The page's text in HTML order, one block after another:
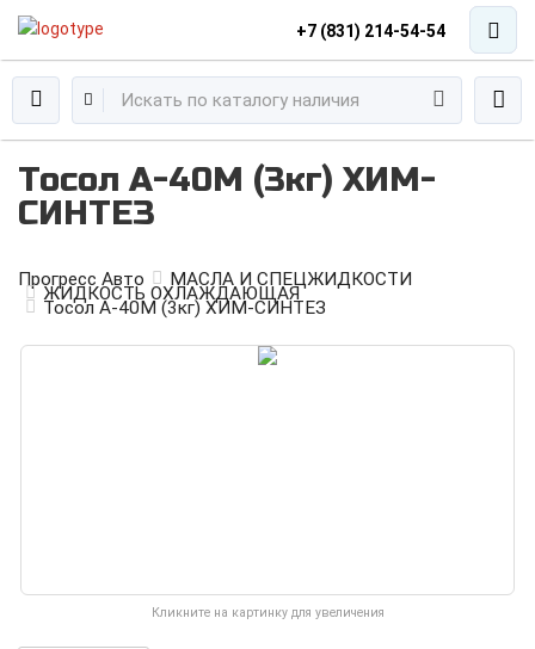
+7 (831) 214-54-54
Тосол А-40М (3кг) ХИМ-
СИНТЕЗ
Прогресс Авто МАСЛА И СПЕЦЖИДКОСТИ
ЖИДКОСТЬ ОХЛАЖДАЮЩАЯ
Тосол А-40М (3кг) ХИМ-СИНТЕЗ
Кликните на картинку для увеличения